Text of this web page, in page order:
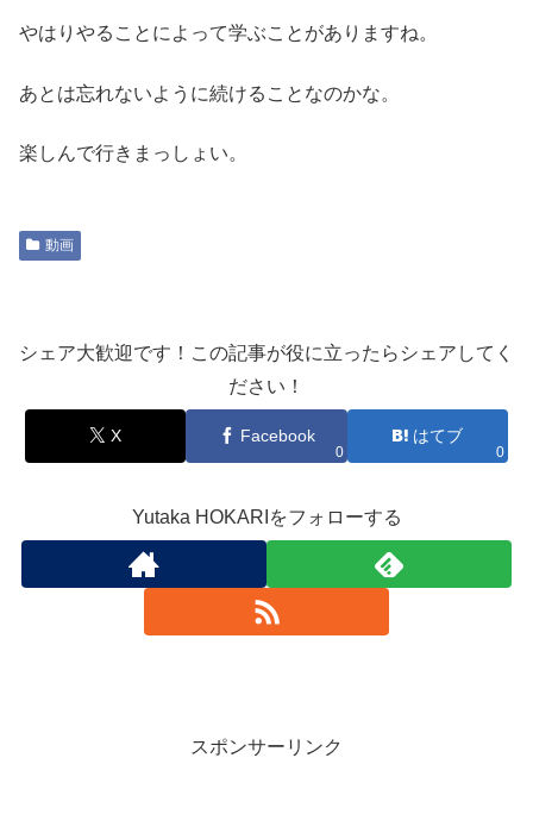
やはりやることによって学ぶことがありますね。
あとは忘れないように続けることなのかな。
楽しんで行きまっしょい。
動画
シェア大歓迎です！この記事が役に立ったらシェアしてく
ださい！
X Facebook
0
はてブ
0
Yutaka HOKARIをフォローする
スポンサーリンク